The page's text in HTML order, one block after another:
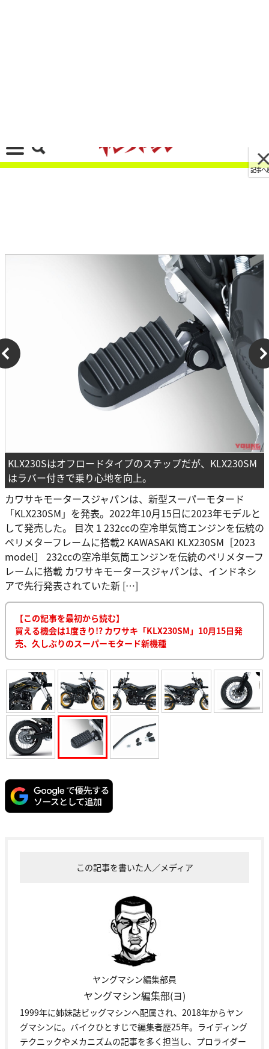
KLX230Sはオフロードタイプのステップだが、KLX230SM
はラバー付きで乗り心地を向上。
カワサキモータースジャパンは、新型スーパーモタード
「KLX230SM」を発表。2022年10月15日に2023年モデルと
して発売した。 目次 1 232ccの空冷単気筒エンジンを伝統の
ペリメターフレームに搭載2 KAWASAKI KLX230SM［2023
model］ 232ccの空冷単気筒エンジンを伝統のペリメターフ
レームに搭載 カワサキモータースジャパンは、インドネシ
アで先行発表されていた新 […]
【この記事を最初から読む】
買える機会は1度きり!? カワサキ「KLX230SM」10月15日発
売、久しぶりのスーパーモタード新機種
この記事を書いた人／メディア
ヤングマシン編集部員
ヤングマシン編集部(ヨ)
1999年に姉妹誌ビッグマシンへ配属され、2018年からヤン
グマシンに。バイクひとすじで編集者歴25年。ライディング
テクニックやメカニズムの記事を多く担当し、プロライダー